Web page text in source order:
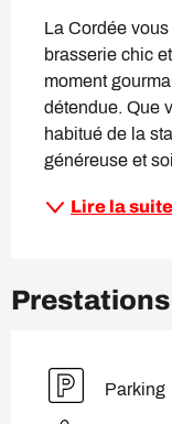
La Cordée
brasserie chic
moment
détendue. Que
habitué de la
généreuse et
Lire la suite
Prestations
Parking